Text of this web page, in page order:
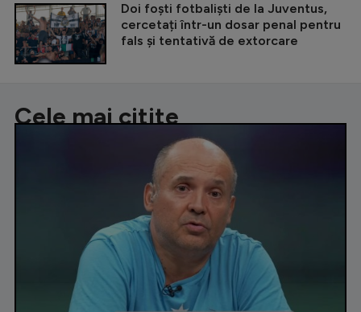
Doi foști fotbaliști de la Juventus,
cercetați într-un dosar penal pentru
fals și tentativă de extorcare
Cele mai citite